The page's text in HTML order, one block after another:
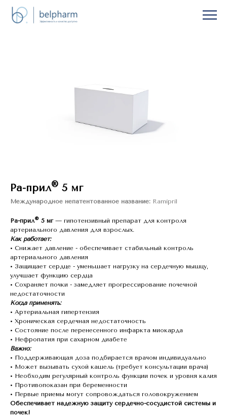
Ра-прил® 5 мг
Международное непатентованное название: Ramipril
Ра-прил® 5 мг — гипотензивный препарат для контроля
артериального давления для взрослых.
Как работает:
• Снижает давление - обеспечивает стабильный контроль
артериального давления
• Защищает сердце - уменьшает нагрузку на сердечную мышцу,
улучшает функцию сердца
• Сохраняет почки - замедляет прогрессирование почечной
недостаточности
Когда применять:
• Артериальная гипертензия
• Хроническая сердечная недостаточность
• Состояние после перенесенного инфаркта миокарда
• Нефропатия при сахарном диабете
Важно:
• Поддерживающая доза подбирается врачом индивидуально
• Может вызывать сухой кашель (требует консультации врача)
• Необходим регулярный контроль функции почек и уровня калия
• Противопоказан при беременности
• Первые приемы могут сопровождаться головокружением
Обеспечивает надежную защиту сердечно-сосудистой системы и
почек!